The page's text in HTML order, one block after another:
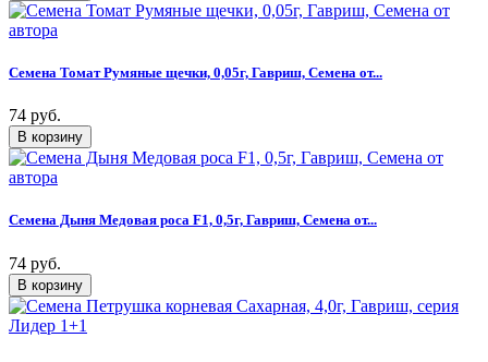
Семена Томат Румяные щечки, 0,05г, Гавриш, Семена от...
74 руб.
Семена Дыня Медовая роса F1, 0,5г, Гавриш, Семена от...
74 руб.